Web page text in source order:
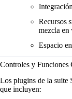
Recursos
mezcla en
Espacio
Controles y Funciones
Los plugins de la suite
que incluyen: